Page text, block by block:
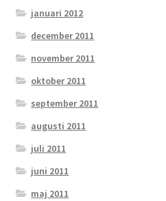
januari 2012
december 2011
november 2011
oktober 2011
september 2011
augusti 2011
juli 2011
juni 2011
maj 2011